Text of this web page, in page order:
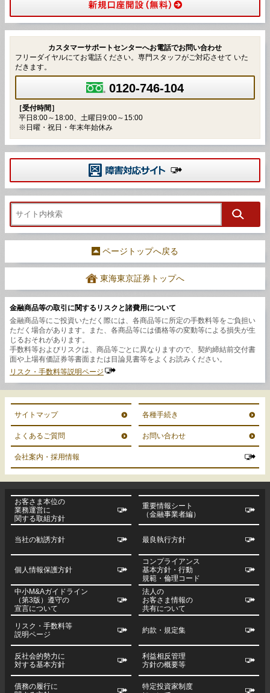
カスタマーサポートセンターへお電話でお問い合わせ
フリーダイヤルにてお電話ください。専門スタッフがご対応させて いた
だきます。
0120-746-104
［受付時間］
平日8:00～18:00、土曜日9:00～15:00
※日曜・祝日・年末年始休み
ページトップへ戻る
東海東京証券トップへ
金融商品等の取引に関するリスクと諸費用について
金融商品等にご投資いただく際には、各商品等に所定の手数料等をご負担い
ただく場合があります。また、各商品等には価格等の変動等による損失が生
じるおそれがあります。
手数料等およびリスクは、商品等ごとに異なりますので、契約締結前交付書
面や上場有価証券等書面または目論見書等をよくお読みください。
リスク・手数料等説明ページ
サイトマップ 各種手続き
よくあるご質問 お問い合わせ
会社案内・採用情報
お客さま本位の
業務運営に
関する取組方針
重要情報シート
（金融事業者編）
当社の勧誘方針 最良執行方針
個人情報保護方針
コンプライアンス
基本方針・行動
規範・倫理コード
中小M&Aガイドライン
（第3版）遵守の
宣言について
法人の
お客さま情報の
共有について
リスク・手数料等
説明ページ
約款・規定集
反社会的勢力に
対する基本方針
利益相反管理
方針の概要等
債務の履行に
特定投資家制度